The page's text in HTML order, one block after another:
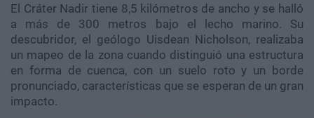
El Cráter Nadir tiene 8,5 kilómetros de ancho y se halló
a más de 300 metros bajo el lecho marino. Su
descubridor, el geólogo Uisdean Nicholson, realizaba
un mapeo de la zona cuando distinguió una estructura
en forma de cuenca, con un suelo roto y un borde
pronunciado, características que se esperan de un gran
impacto.